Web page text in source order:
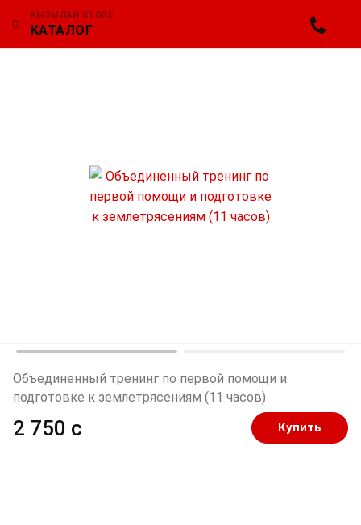
КЫЗЫЛАЙ STORE
КАТАЛОГ
Объединенный тренинг по первой помощи и
подготовке к землетрясениям (11 часов)
2 750 c Купить